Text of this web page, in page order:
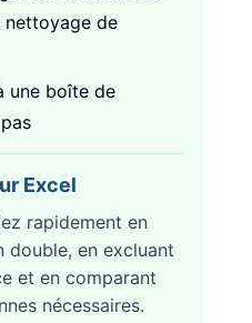
nettoyage de
une boîte de
Excel
rapidement en
double, en excluant
et en comparant
nécessaires.